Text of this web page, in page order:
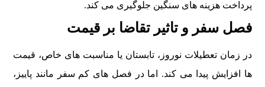
پرداخت هزینه های سنگین جلوگیری می کند.
فصل سفر و تاثیر تقاضا بر قیمت
در زمان تعطیلات نوروز، تابستان یا مناسبت های خاص، قیمت
ها افزایش پیدا می کند. اما در فصل های کم سفر مانند پاییز،